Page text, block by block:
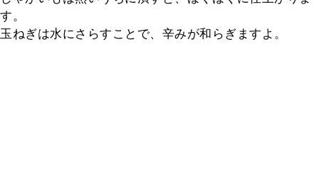
す。
玉ねぎは水にさらすことで、辛みが和らぎますよ。